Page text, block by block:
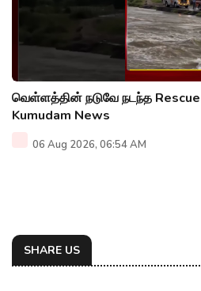
வெள்ளத்தின் நடுவே நடந்த
Kumudam News
06 Aug 2026, 06:54 AM
SHARE US